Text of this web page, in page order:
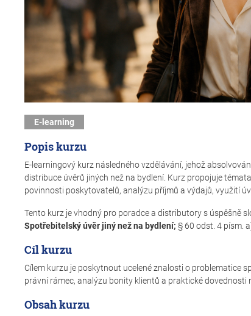
E-learning
Popis kurzu
E-learningový kurz následného vzdělávání, jehož
distribuce úvěrů jiných než na bydlení. Kurz propojuje
povinnosti poskytovatelů, analýzu příjmů a výdajů, využití
Tento kurz je vhodný pro poradce a distributory s úspěšně
Spotřebitelský úvěr jiný než na bydlení; § 60 odst. 4 písm.
Cíl kurzu
Cílem kurzu je poskytnout ucelené znalosti o problematice
právní rámec, analýzu bonity klientů a praktické
Obsah kurzu